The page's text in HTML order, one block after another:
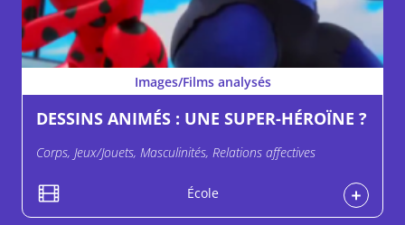
Images/Films analysés
DESSINS ANIMÉS : UNE SUPER-HÉROÏNE ?
Corps, Jeux/Jouets, Masculinités, Relations affectives
École